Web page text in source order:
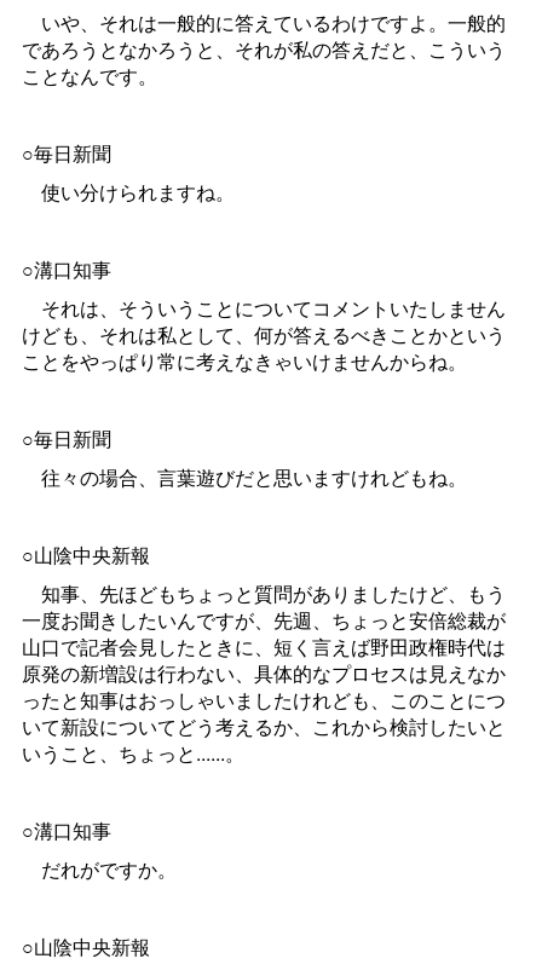
いや、それは一般的に答えているわけですよ。一般的
であろうとなかろうと、それが私の答えだと、こういう
ことなんです。
○毎日新聞
使い分けられますね。
○溝口知事
それは、そういうことについてコメントいたしません
けども、それは私として、何が答えるべきことかという
ことをやっぱり常に考えなきゃいけませんからね。
○毎日新聞
往々の場合、言葉遊びだと思いますけれどもね。
○山陰中央新報
知事、先ほどもちょっと質問がありましたけど、もう
一度お聞きしたいんですが、先週、ちょっと安倍総裁が
山口で記者会見したときに、短く言えば野田政権時代は
原発の新増設は行わない、具体的なプロセスは見えなか
ったと知事はおっしゃいましたけれども、このことにつ
いて新設についてどう考えるか、これから検討したいと
いうこと、ちょっと......。
○溝口知事
だれがですか。
○山陰中央新報